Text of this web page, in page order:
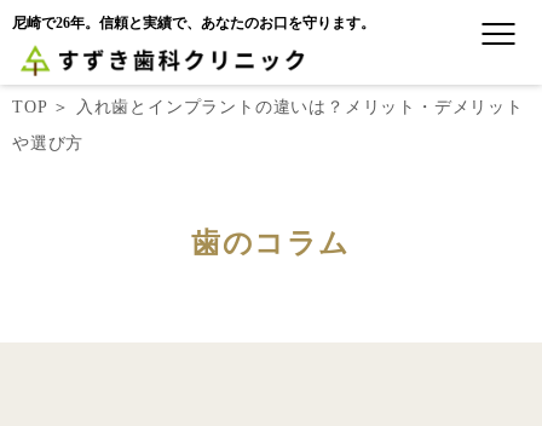
尼崎で26年。信頼と実績で、あなたのお口を守ります。
TOP＞
入れ歯とインプラントの違いは？メリット・デメリット
や選び方
歯のコラム